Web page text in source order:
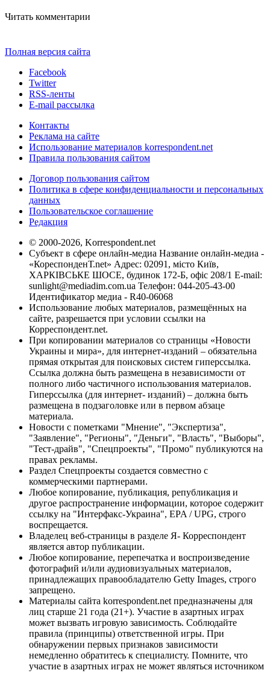
Читать комментарии
Полная версия сайта
Facebook
Twitter
RSS-ленты
E-mail рассылка
Контакты
Реклама на сайте
Использование материалов korrespondent.net
Правила пользования сайтом
Договор пользования сайтом
Политика в сфере конфиденциальности и персональных
данных
Пользовательское соглашение
Редакция
© 2000-2026, Korrespondent.net
Субъект в сфере онлайн-медиа Название онлайн-медиа -
«КореспонденТ.net» Адрес: 02091, місто Київ,
ХАРКІВСЬКЕ ШОСЕ, будинок 172-Б, офіс 208/1 E-mail:
sunlight@mediadim.com.ua Телефон: 044-205-43-00
Идентификатор медиа - R40-06068
Использование любых материалов, размещённых на
сайте, разрешается при условии ссылки на
Корреспондент.net.
При копировании материалов со страницы «Новости
Украины и мира», для интернет-изданий – обязательна
прямая открытая для поисковых систем гиперссылка.
Ссылка должна быть размещена в независимости от
полного либо частичного использования материалов.
Гиперссылка (для интернет- изданий) – должна быть
размещена в подзаголовке или в первом абзаце
материала.
Новости с пометками "Мнение", "Экспертиза",
"Заявление", "Регионы", "Деньги", "Власть", "Выборы",
"Тест-драйв", "Спецпроекты", "Промо" публикуются на
правах рекламы.
Раздел Спецпроекты создается совместно с
коммерческими партнерами.
Любое копирование, публикация, републикация и
другое распространение информации, которое содержит
ссылку на "Интерфакс-Украина", EPA / UPG, строго
воспрещается.
Владелец веб-страницы в разделе Я- Корреспондент
является автор публикации.
Любое копирование, перепечатка и воспроизведение
фотографий и/или аудиовизуальных материалов,
принадлежащих правообладателю Getty Images, строго
запрещено.
Материалы сайта korrespondent.net предназначены для
лиц старше 21 года (21+). Участие в азартных играх
может вызвать игровую зависимость. Соблюдайте
правила (принципы) ответственной игры. При
обнаружении первых признаков зависимости
немедленно обратитесь к специалисту. Помните, что
участие в азартных играх не может являться источником